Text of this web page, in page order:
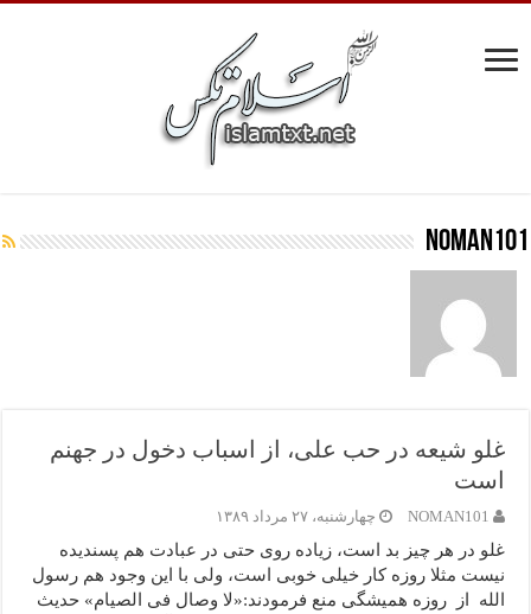
NOMAN101
غلو شیعه در حب علی، از اسباب دخول در جهنم
است
NOMAN101 چهارشنبه، ۲۷ مرداد ۱۳۸۹
غلو در هر چیز بد است، زیاده روی حتی در عبادت هم پسندیده
نیست مثلا روزه کار خیلی خوبی است، ولی با این وجود هم رسول
الله از روزه همیشگی منع فرمودند:«لا وصال فى الصیام» حدیث